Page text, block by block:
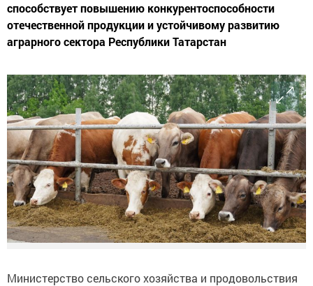
способствует повышению конкурентоспособности
отечественной продукции и устойчивому развитию
аграрного сектора Республики Татарстан
Министерство сельского хозяйства и продовольствия